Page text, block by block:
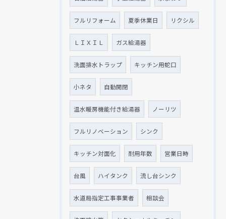
フルリフォーム 夏季休業日 リクシル
ＬＩＸＩＬ ガス給湯器
洗面排水トラップ キッチン用蛇口
小ネタ 自動開閉
温水暖房機能付き給湯器 ノーリツ
フルリノベーション シンク
キッチン対面化 耐用年数 営業日時
台風 ハイタンク 流し台シンク
水道局指定工事事業者 相談会